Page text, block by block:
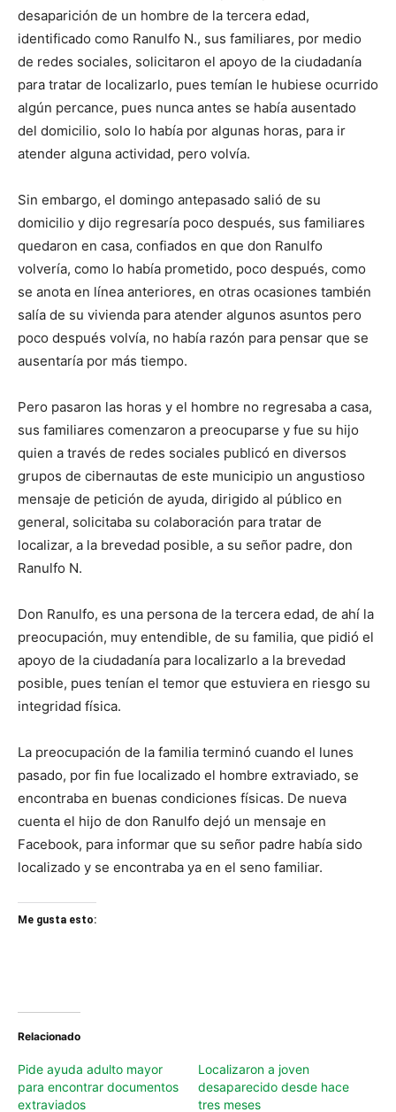
desaparición de un hombre de la tercera edad,
identificado como Ranulfo N., sus familiares, por medio
de redes sociales, solicitaron el apoyo de la ciudadanía
para tratar de localizarlo, pues temían le hubiese ocurrido
algún percance, pues nunca antes se había ausentado
del domicilio, solo lo había por algunas horas, para ir
atender alguna actividad, pero volvía.
Sin embargo, el domingo antepasado salió de su
domicilio y dijo regresaría poco después, sus familiares
quedaron en casa, confiados en que don Ranulfo
volvería, como lo había prometido, poco después, como
se anota en línea anteriores, en otras ocasiones también
salía de su vivienda para atender algunos asuntos pero
poco después volvía, no había razón para pensar que se
ausentaría por más tiempo.
Pero pasaron las horas y el hombre no regresaba a casa,
sus familiares comenzaron a preocuparse y fue su hijo
quien a través de redes sociales publicó en diversos
grupos de cibernautas de este municipio un angustioso
mensaje de petición de ayuda, dirigido al público en
general, solicitaba su colaboración para tratar de
localizar, a la brevedad posible, a su señor padre, don
Ranulfo N.
Don Ranulfo, es una persona de la tercera edad, de ahí la
preocupación, muy entendible, de su familia, que pidió el
apoyo de la ciudadanía para localizarlo a la brevedad
posible, pues tenían el temor que estuviera en riesgo su
integridad física.
La preocupación de la familia terminó cuando el lunes
pasado, por fin fue localizado el hombre extraviado, se
encontraba en buenas condiciones físicas. De nueva
cuenta el hijo de don Ranulfo dejó un mensaje en
Facebook, para informar que su señor padre había sido
localizado y se encontraba ya en el seno familiar.
Me gusta esto:
Relacionado
Pide ayuda adulto mayor
para encontrar documentos
extraviados
Localizaron a joven
desaparecido desde hace
tres meses